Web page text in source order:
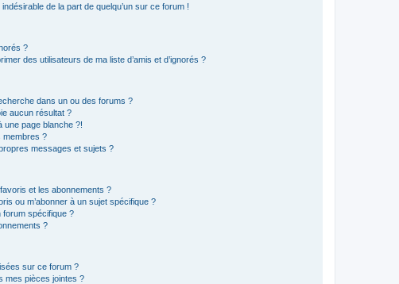
de la part de quelqu’un sur ce forum !
?
des utilisateurs de ma liste d’amis et d’ignorés ?
dans un ou des forums ?
aucun résultat ?
une page blanche ?!
membres ?
messages et sujets ?
et les abonnements ?
ou m’abonner à un sujet spécifique ?
forum spécifique ?
?
sur ce forum ?
mes pièces jointes ?